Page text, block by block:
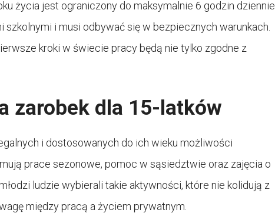
życia jest ograniczony do maksymalnie 6 godzin dziennie.
i musi odbywać się w bezpiecznych warunkach.
kroki w świecie pracy będą nie tylko zgodne z
zarobek dla 15-latków
i dostosowanych do ich wieku możliwości
prace sezonowe, pomoc w sąsiedztwie oraz zajęcia o
ludzie wybierali takie aktywności, które nie kolidują z
między pracą a życiem prywatnym.